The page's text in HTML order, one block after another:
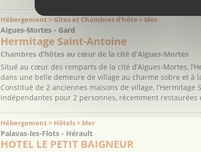
Hébergement > Gîtes et Chambres d'hôte > Mer
Aigues-Mortes - Gard
Hermitage Saint-Antoine
Chambres d’hôtes au cœur de la cité d’Aigues-Mortes
Situé au cœur des remparts de la cité d’Aigues-Mortes,
dans une belle demeure de village au charme sobre et à
Constitué de 2 anciennes maisons de village,
indépendantes pour 2 personnes, récemment restaurées
Hébergement > Hôtels > Mer
Palavas-les-Flots - Hérault
HOTEL LE PETIT BAIGNEUR